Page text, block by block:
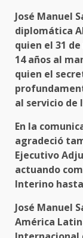
José Manuel
diplomática
quien el 31
14 años al
quien el
al servicio de
En la
agradeció
Ejecutivo
actuando
Interino
José Manuel
América